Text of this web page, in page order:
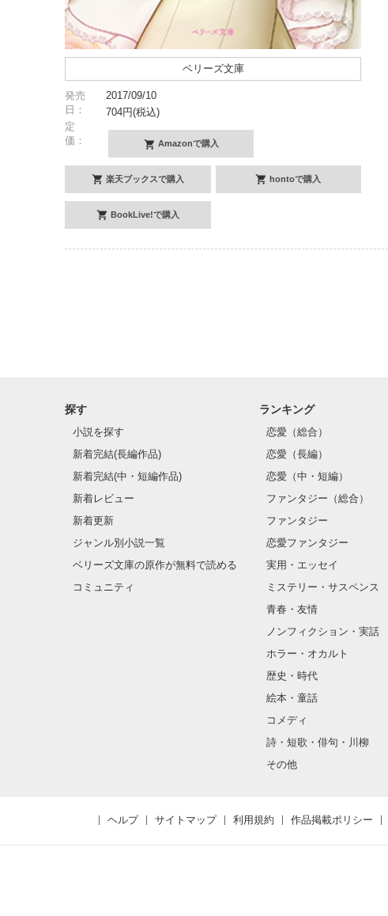
ベリーズ文庫
発売
日：
2017/09/10
定
価：
704円(税込)
Amazonで購入
楽天ブックスで購入 hontoで購入
BookLive!で購入
探す
小説を探す
新着完結(長編作品)
新着完結(中・短編作品)
新着レビュー
新着更新
ジャンル別小説一覧
ベリーズ文庫の原作が無料で読める
コミュニティ
ランキング
恋愛（総合）
恋愛（長編）
恋愛（中・短編）
ファンタジー（総合）
ファンタジー
恋愛ファンタジー
実用・エッセイ
ミステリー・サスペンス
青春・友情
ノンフィクション・実話
ホラー・オカルト
歴史・時代
絵本・童話
コメディ
詩・短歌・俳句・川柳
その他
ヘルプ サイトマップ 利用規約 作品掲載ポリシー